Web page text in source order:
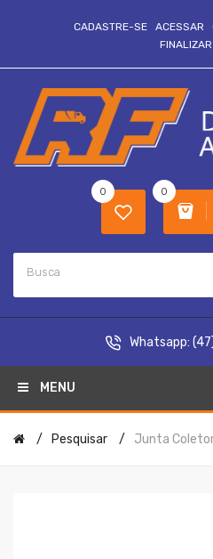
CADASTRE-SE ACESSAR
FINALIZAR
0
0
Whatsapp:
MENU
Pesquisar Junta